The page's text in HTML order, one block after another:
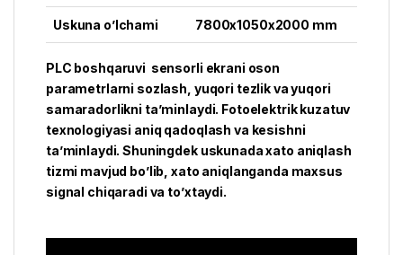
Uskuna o’lchami 7800x1050x2000 mm
PLC boshqaruvi sensorli ekrani oson
parametrlarni sozlash, yuqori tezlik va yuqori
samaradorlikni ta’minlaydi. Fotoelektrik kuzatuv
texnologiyasi aniq qadoqlash va kesishni
ta’minlaydi. Shuningdek uskunada xato aniqlash
tizmi mavjud bo’lib, xato aniqlanganda maxsus
signal chiqaradi va to’xtaydi.